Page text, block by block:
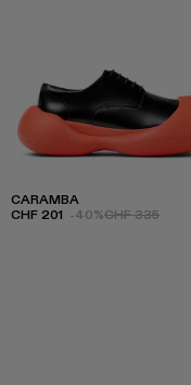
CARAMBA
CHF 201 -40%CHF 335